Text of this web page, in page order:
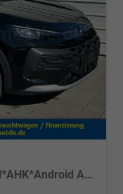
LIFE 1.5 eTSI DSG Neues Modell*AHK*Android Auto*SHZ*ACC*Kamera*5J Garantie*Klimaauto*